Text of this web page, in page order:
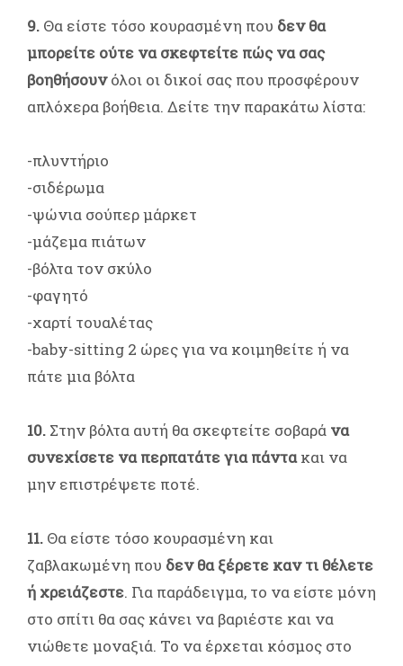
9. Θα είστε τόσο κουρασμένη που δεν θα
μπορείτε ούτε να σκεφτείτε πώς να σας
βοηθήσουνόλοι οι δικοί σας που προσφέρουν
απλόχερα βοήθεια. Δείτε την παρακάτω λίστα:
-πλυντήριο
-σιδέρωμα
-ψώνια σούπερ μάρκετ
-μάζεμα πιάτων
-βόλτα τον σκύλο
-φαγητό
-χαρτί τουαλέτας
-baby-sitting 2 ώρες για να κοιμηθείτε ή να
πάτε μια βόλτα
10. Στην βόλτα αυτή θα σκεφτείτε σοβαρά να
συνεχίσετε να περπατάτε για πάντακαι να
μην επιστρέψετε ποτέ.
11. Θα είστε τόσο κουρασμένη και
ζαβλακωμένη που δεν θα ξέρετε καν τι θέλετε
ή χρειάζεστε. Για παράδειγμα, το να είστε μόνη
στο σπίτι θα σας κάνει να βαριέστε και να
νιώθετε μοναξιά. Το να έρχεται κόσμος στο